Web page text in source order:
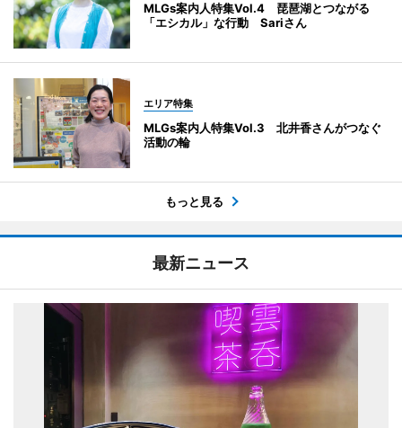
MLGs案内人特集Vol.4 琵琶湖とつながる
「エシカル」な行動 Sariさん
エリア特集
MLGs案内人特集Vol.3 北井香さんがつなぐ
活動の輪
もっと見る
最新ニュース